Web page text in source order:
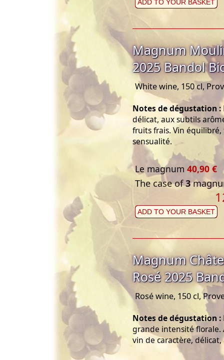
ADD TO YOUR BASKET
Magnum
2025 Bandol
White wine, 150 cl,
Notes de dégustation :
délicat, aux subtils
fruits frais. Vin
sensualité.
Le magnum 40,90 €
The case of3
ADD TO YOUR BASKET
Magnum
Rosé 2025
Rosé wine, 150 cl,
Notes de dégustation :
grande intensité florale.
vin de caractère,